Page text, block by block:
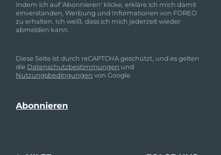
Indem ich auf 'Abonnieren' klicke, erkläre ich mich damit
einverstanden, Werbung und Informationen von FOREO
zu erhalten. Ich weiß, dass ich mich jederzeit wieder
abmelden kann.
Diese Seite ist durch reCAPTCHA geschützt, und es gelten
die Datenschutzbestimmungen und
Nutzungsbedingungen von Google.